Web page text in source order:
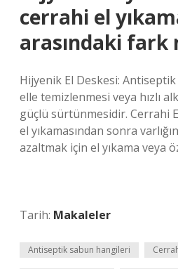
cerrahi el
arasındaki fark
Hijyenik El Deskesi:
elle temizlenmesi veya hızlı
güçlü sürtünmesidir. Cerrahi
el yıkamasından sonra
azaltmak için el yıkama veya
Tarih: Makaleler
Antiseptik sabun hangileri